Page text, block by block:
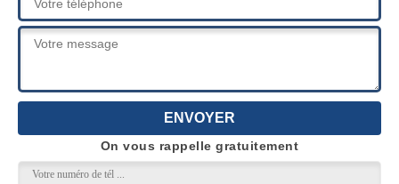
On vous rappelle gratuitement